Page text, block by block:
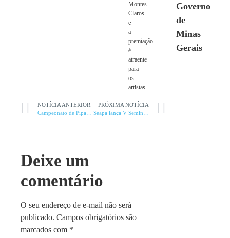
Montes
Claros
e
a
premiação
é
atraente
para
os
artistas
NOTÍCIA ANTERIOR
PRÓXIMA NOTÍCIA
Deixe um
comentário
O seu endereço de e-mail não será
publicado. Campos obrigatórios são
marcados com *
Governo
de
Minas
Gerais